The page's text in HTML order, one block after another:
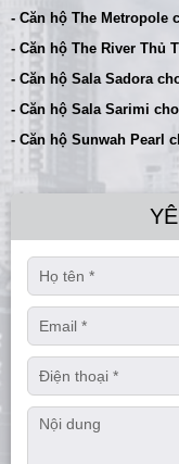
- Căn hộ The Metropole
- Căn hộ The River Thủ
- Căn hộ Sala Sadora
- Căn hộ Sala Sarimi
- Căn hộ Sunwah Pearl